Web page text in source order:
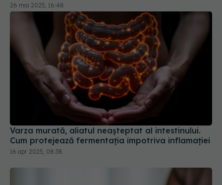
26 mai 2025, 16:48
Varza murată, aliatul neașteptat al intestinului.
Cum protejează fermentația împotriva inflamației
16 apr 2025, 08:38